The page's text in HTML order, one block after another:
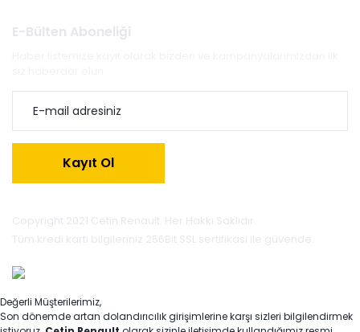
E-Bülten Aboneliği
Kayıt Ol
Copyright 2021 Cetin Renault. Her Hakkı Saklıdır.
Tüm kredi kartı bilgileriniz 256Bit SSL sertifikası ile güvende.
Değerli Müşterilerimiz,
Son dönemde artan dolandırıcılık girişimlerine karşı sizleri bilgilendirmek